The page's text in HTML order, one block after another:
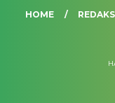
HOME